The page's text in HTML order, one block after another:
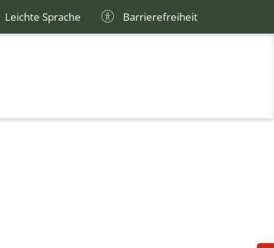
Leichte Sprache Barrierefreiheit